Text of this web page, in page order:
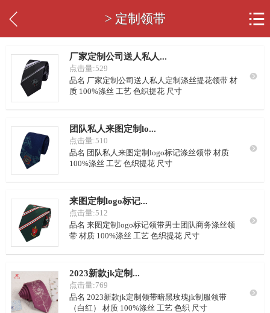
 > 定制领带 
厂家定制公司送人私人...
点击量:529
品名 厂家定制公司送人私人定制涤丝提花领带 材
质 100%涤丝 工艺 色织提花 尺寸
选 LOGO 可按要求定制 颜色 可从我司样本挑选，
或自定义配色 里布 藏青点子，或自定义要求 起订
量 50条/色

团队私人来图定制lo...
点击量:510
品名 团队私人来图定制logo标记涤丝领带 材质
100%涤丝 工艺 色织提花 尺寸
选 LOGO 可按要求定制 颜色 可从我司样本挑选，
或自定义配色 里布 藏青点子，或自定义要求 起订
量 50条/色

来图定制logo标记...
点击量:512
品名 来图定制logo标记领带男士团队商务涤丝领
带 材质 100%涤丝 工艺 色织提花 尺寸
选 LOGO 可按要求定制 颜色 可从我司样本挑选，
或自定义配色 里布 藏青点子，或自定义要求 起订
量 50条/色

2023新款jk定制...
点击量:769
品名 2023新款jk定制领带暗黑玫瑰jk制服领带
（白红） 材质 100%涤丝 工艺 色织 尺寸
